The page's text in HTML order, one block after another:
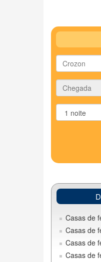
Casas de
Casas de
Casas de
Casas de